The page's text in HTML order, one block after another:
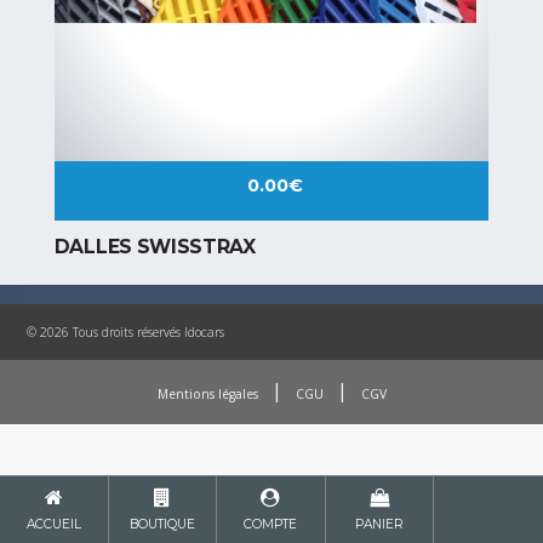
ACCUEIL BOUTIQUE COMPTE PANIER
0.00€
DALLES SWISSTRAX
© 2026 Tous droits réservés Idocars
Mentions légales CGU CGV